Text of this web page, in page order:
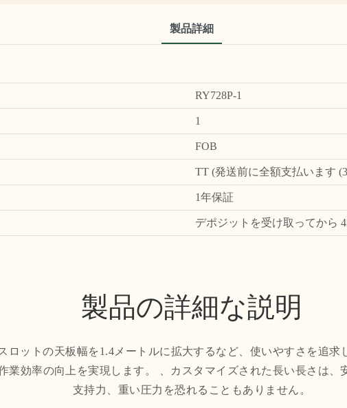
製品詳細
RY728P-1
1
FOB
TT (発送前に全額支払います
1年保証
デポジットを受け取ってから
製品の詳細な説明
ロットの天板幅を1.4メートルに拡大するなど、使いやすさを追求
業効率の向上を実現します。 、カスタマイズされた長い長さは、
支持力、重い圧力を恐れることもありません。